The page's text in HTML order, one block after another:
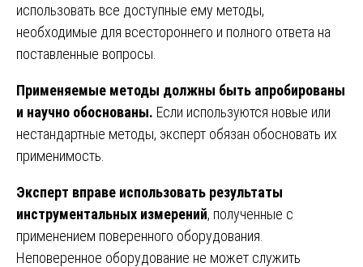
использовать все доступные ему методы,
необходимые для всестороннего и полного ответа на
поставленные вопросы.
Применяемые методы должны быть апробированы
и научно обоснованы. Если используются новые или
нестандартные методы, эксперт обязан обосновать их
применимость.
Эксперт вправе использовать результаты
инструментальных измерений, полученные с
применением поверенного оборудования.
Неповеренное оборудование не может служить